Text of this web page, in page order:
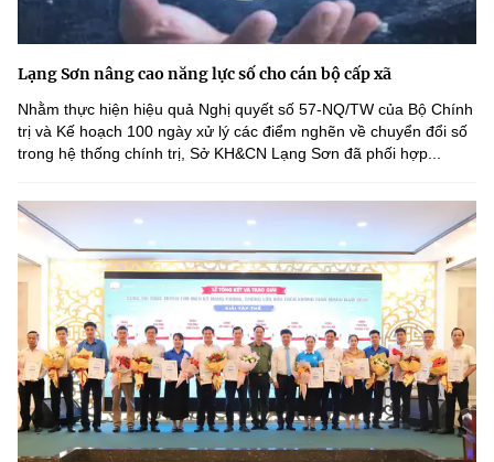
Lạng Sơn nâng cao năng lực số cho cán bộ cấp xã
Nhằm thực hiện hiệu quả Nghị quyết số 57-NQ/TW của Bộ Chính
trị và Kế hoạch 100 ngày xử lý các điểm nghẽn về chuyển đổi số
trong hệ thống chính trị, Sở KH&CN Lạng Sơn đã phối hợp...